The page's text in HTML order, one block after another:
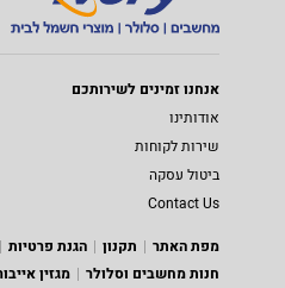
אנחנו זמינים לשירותכם
אודותינו
שירות לקוחות
ביטול עסקה
Contact Us
מפת האתר
תקנון הגנת פרטיות
חנות מחשבים וסלולר
מגזין